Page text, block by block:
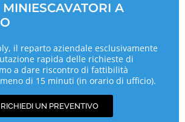
MINIESCAVATORI A
il reparto aziendale esclusivamente
rapida delle richieste di
a dare riscontro di fattibilità
di 15 minuti (in orario di ufficio).
RICHIEDI UN PREVENTIVO